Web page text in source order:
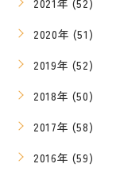
2020年 (51)
2019年 (52)
2018年 (50)
2017年 (58)
2016年 (59)